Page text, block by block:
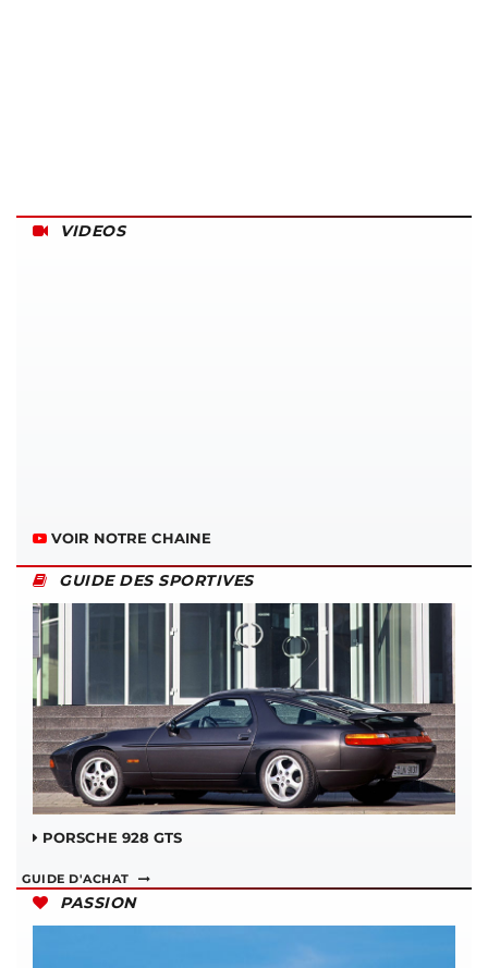
VIDEOS
VOIR NOTRE CHAINE
GUIDE DES SPORTIVES
PORSCHE 928 GTS
GUIDE D'ACHAT
PASSION